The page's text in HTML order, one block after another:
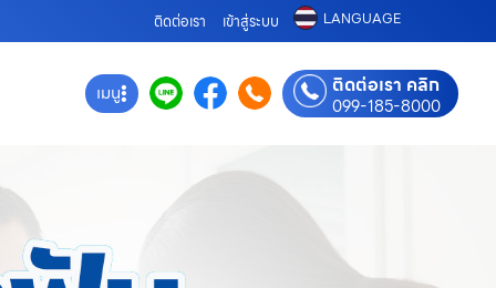
ติดต่อเรา เข้าสู่ระบบ LANGUAGE
เมนู ติดต่อเรา คลิก
099-185-8000